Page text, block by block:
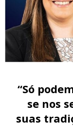
“Só
se nos
suas